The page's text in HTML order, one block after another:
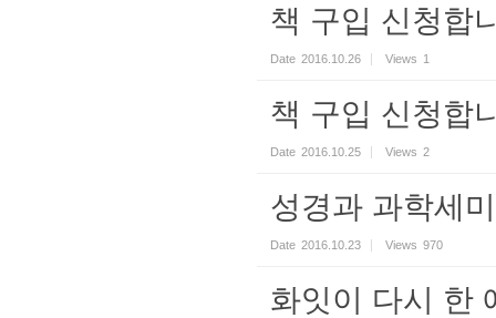
책 구입 신청합
Date 2016.10.26 Views 1
책 구입 신청합
Date 2016.10.25 Views 2
성경과 과학세
Date 2016.10.23 Views 970
화잇이 다시 한